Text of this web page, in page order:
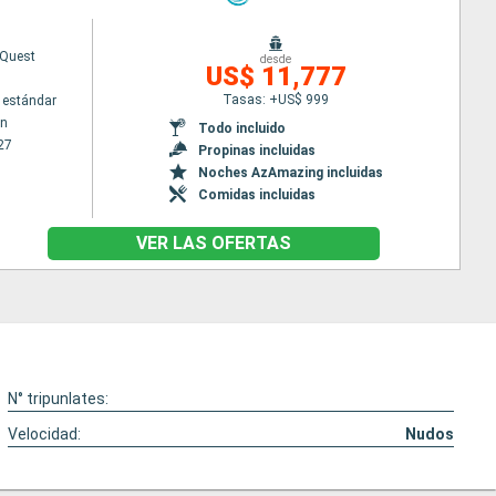
desde
US$ 11,777
Tasas: +US$ 999
Todo incluido
Propinas incluidas
Noches AzAmazing incluidas
Comidas incluidas
VER LAS OFERTAS
N° tripunlates:
Velocidad:
Nudos